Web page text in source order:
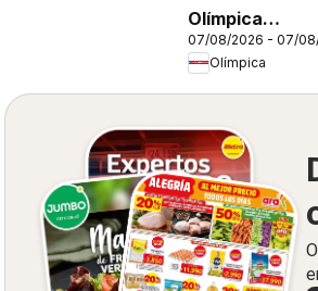
Olímpica
catálogo
para festejar
07/08/2026 - 07/08/
Olímpica